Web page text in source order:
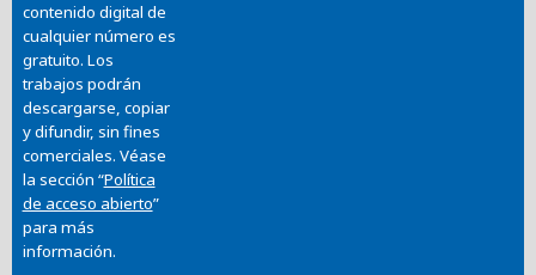
contenido digital de
cualquier número es
gratuito. Los
trabajos podrán
descargarse, copiar
y difundir, sin fines
comerciales. Véase
la sección “Política
de acceso abierto”
para más
información.